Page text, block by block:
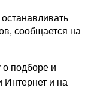
сообщается на
подборе и
Интернет и на